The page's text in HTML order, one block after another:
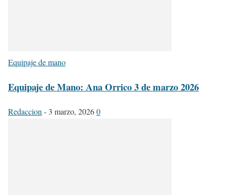
Equipaje de mano
Equipaje de Mano: Ana Orrico 3 de marzo 2026
Redaccion - 3 marzo, 20260